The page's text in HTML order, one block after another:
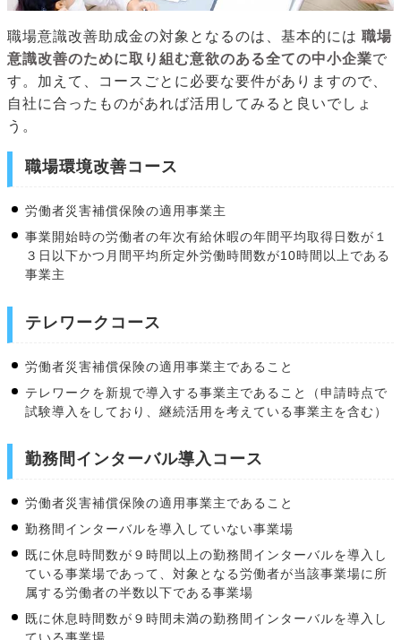
職場意識改善助成金の対象となるのは、基本的には 職場
意識改善のために取り組む意欲のある全ての中小企業で
す。加えて、コースごとに必要な要件がありますので、
自社に合ったものがあれば活用してみると良いでしょ
う。
職場環境改善コース
労働者災害補償保険の適用事業主
事業開始時の労働者の年次有給休暇の年間平均取得日数が１
３日以下かつ月間平均所定外労働時間数が10時間以上である
事業主
テレワークコース
労働者災害補償保険の適用事業主であること
テレワークを新規で導入する事業主であること（申請時点で
試験導入をしており、継続活用を考えている事業主を含む）
勤務間インターバル導入コース
労働者災害補償保険の適用事業主であること
勤務間インターバルを導入していない事業場
既に休息時間数が９時間以上の勤務間インターバルを導入し
ている事業場であって、対象となる労働者が当該事業場に所
属する労働者の半数以下である事業場
既に休息時間数が９時間未満の勤務間インターバルを導入し